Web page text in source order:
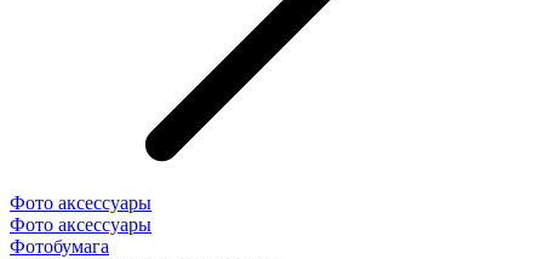
Фото аксессуары
Фото аксессуары
Фотобумага